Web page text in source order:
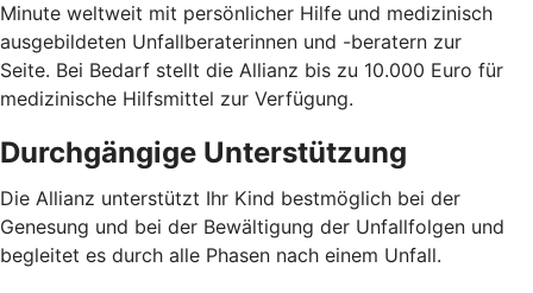
Minute weltweit mit persönlicher Hilfe und medizinisch
ausgebildeten Unfallberaterinnen und -beratern zur
Seite. Bei Bedarf stellt die Allianz bis zu 10.000 Euro für
medizinische Hilfsmittel zur Verfügung.
Durchgängige Unterstützung
Die Allianz unterstützt Ihr Kind bestmöglich bei der
Genesung und bei der Bewältigung der Unfallfolgen und
begleitet es durch alle Phasen nach einem Unfall.